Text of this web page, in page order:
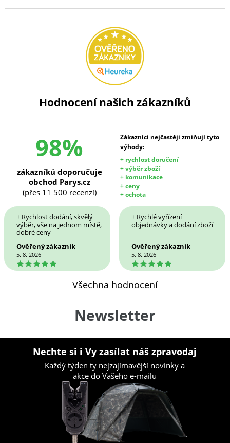
Hodnocení našich zákazníků
98%
Zákazníci nejčastěji zmiňují tyto
výhody:
+ rychlost doručení
+ výběr zboží
+ komunikace
+ ceny
+ ochota
zákazníků doporučuje
obchod Parys.cz
(přes 11 500 recenzí)
+ Rychlost dodání, skvělý
výběr, vše na jednom místě,
dobré ceny
Ověřený zákazník
5. 8. 2026
5
+ Rychlé vyřízení
objednávky a dodání zboží
Ověřený zákazník
5. 8. 2026
5
Všechna hodnocení
Newsletter
Nechte si i Vy zasílat náš zpravodaj
Každý týden ty nejzajímavější novinky a
akce do Vašeho e-mailu